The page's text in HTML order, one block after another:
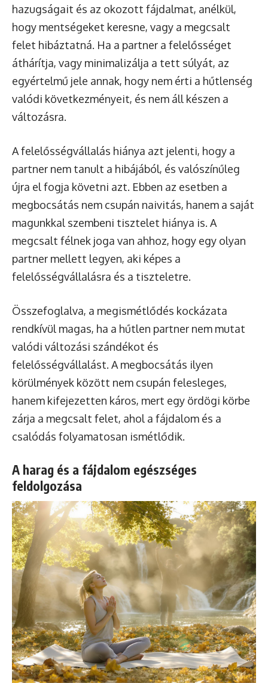
hazugságait és az okozott fájdalmat, anélkül,
hogy mentségeket keresne, vagy a megcsalt
felet hibáztatná. Ha a partner a felelősséget
áthárítja, vagy minimalizálja a tett súlyát, az
egyértelmű jele annak, hogy nem érti a hűtlenség
valódi következményeit, és nem áll készen a
változásra.
A felelősségvállalás hiánya azt jelenti, hogy a
partner nem tanult a hibájából, és valószínűleg
újra el fogja követni azt. Ebben az esetben a
megbocsátás nem csupán naivitás, hanem a saját
magunkkal szembeni tisztelet hiánya is. A
megcsalt félnek joga van ahhoz, hogy egy olyan
partner mellett legyen, aki képes a
felelősségvállalásra és a tiszteletre.
Összefoglalva, a megismétlődés kockázata
rendkívül magas, ha a hűtlen partner nem mutat
valódi változási szándékot és
felelősségvállalást. A megbocsátás ilyen
körülmények között nem csupán felesleges,
hanem kifejezetten káros, mert egy ördögi körbe
zárja a megcsalt felet, ahol a fájdalom és a
csalódás folyamatosan ismétlődik.
A harag és a fájdalom egészséges
feldolgozása